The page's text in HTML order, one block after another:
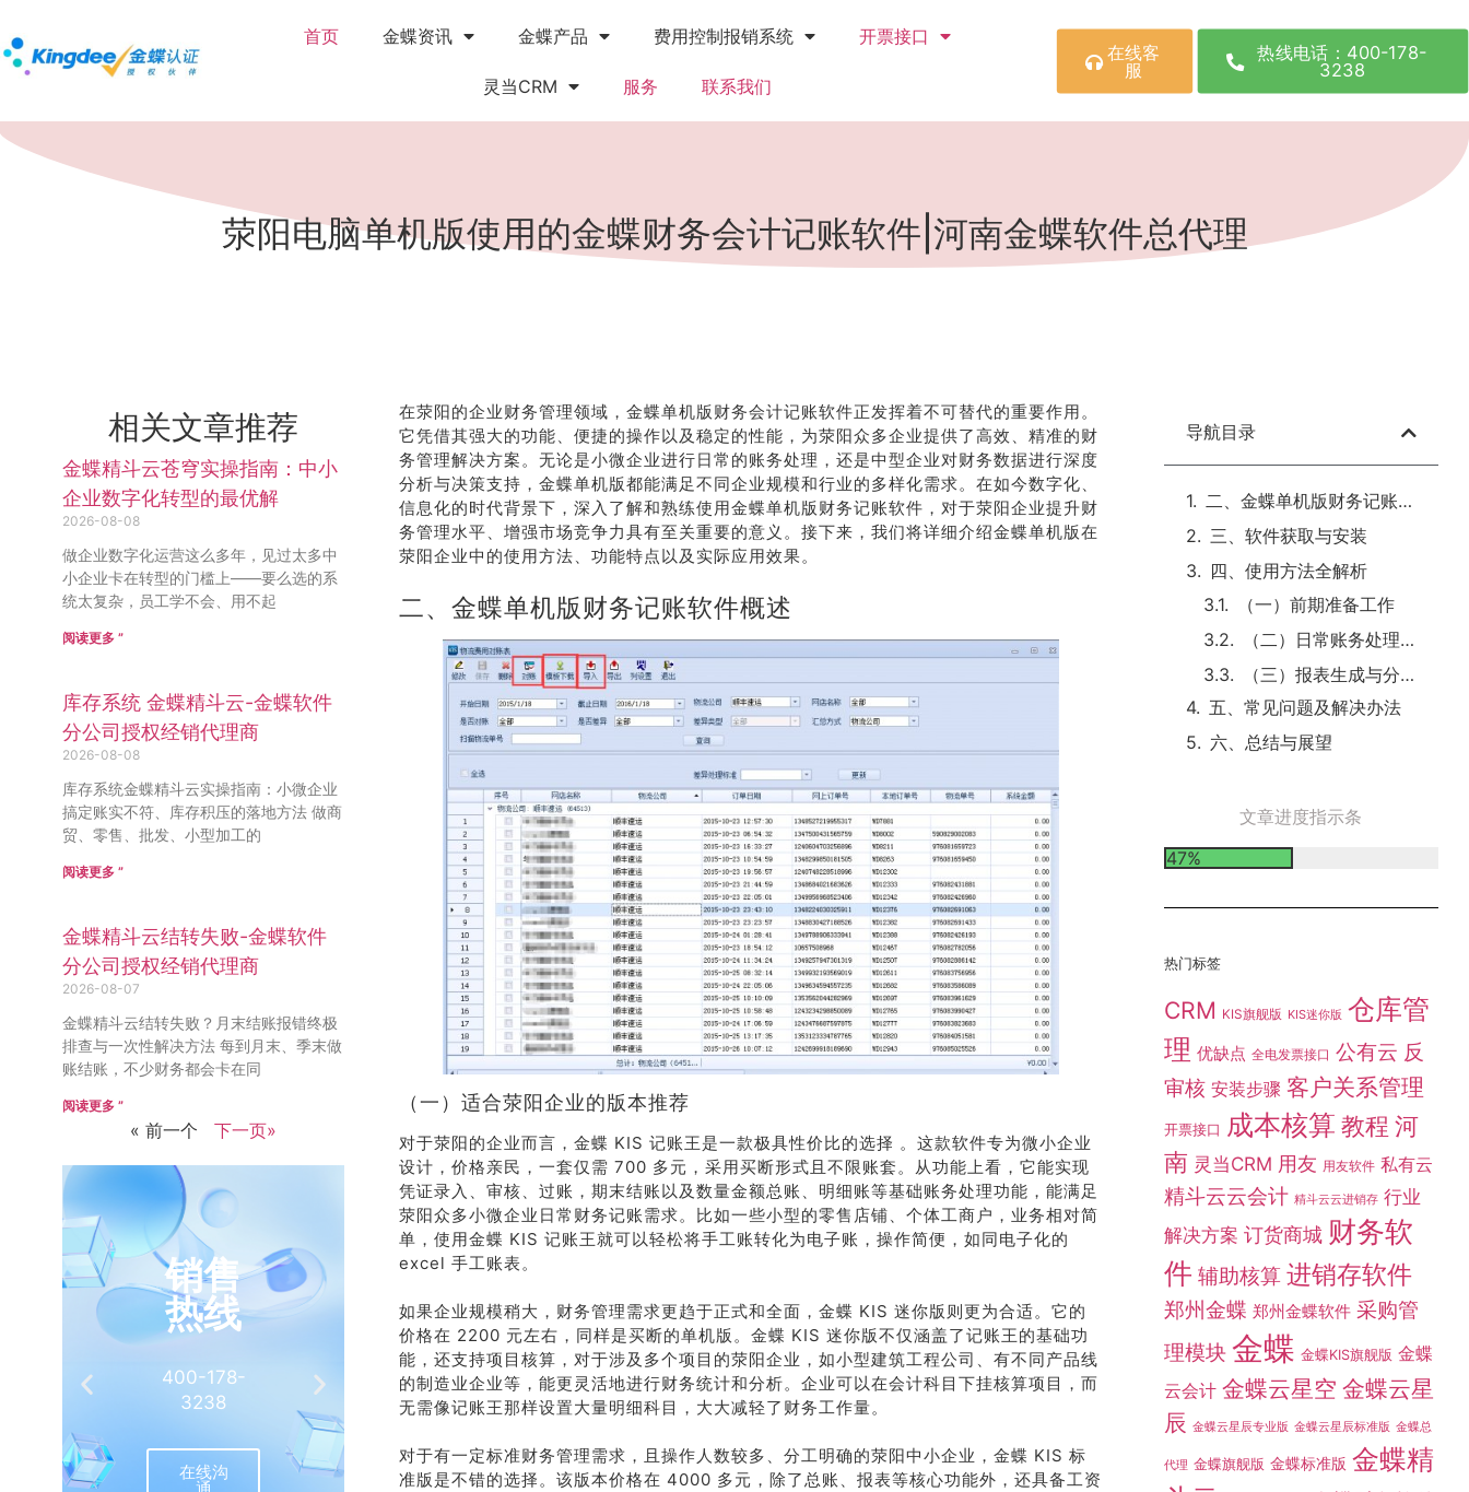
首页 金蝶资讯 金蝶产品 费用控制报销系统 开票接口
灵当CRM 服务 联系我们
在线客
服
热线电话：400-178-
3238
荥阳电脑单机版使用的金蝶财务会计记账软件|河南金蝶软件总代理
相关文章推荐
金蝶精斗云苍穹实操指南：中小
企业数字化转型的最优解
2026-08-08
做企业数字化运营这么多年，见过太多中
小企业卡在转型的门槛上——要么选的系
统太复杂，员工学不会、用不起
阅读更多 ”
库存系统 金蝶精斗云-金蝶软件
分公司授权经销代理商
2026-08-08
库存系统金蝶精斗云实操指南：小微企业
搞定账实不符、库存积压的落地方法 做商
贸、零售、批发、小型加工的
阅读更多 ”
金蝶精斗云结转失败-金蝶软件
分公司授权经销代理商
2026-08-07
金蝶精斗云结转失败？月末结账报错终极
排查与一次性解决方法 每到月末、季末做
账结账，不少财务都会卡在同
阅读更多 ”
« 前一个 下一页»
在荥阳的企业财务管理领域，金蝶单机版财务会计记账软件正发挥着不可替代的重要作用。
它凭借其强大的功能、便捷的操作以及稳定的性能，为荥阳众多企业提供了高效、精准的财
务管理解决方案。无论是小微企业进行日常的账务处理，还是中型企业对财务数据进行深度
分析与决策支持，金蝶单机版都能满足不同企业规模和行业的多样化需求。在如今数字化、
信息化的时代背景下，深入了解和熟练使用金蝶单机版财务记账软件，对于荥阳企业提升财
务管理水平、增强市场竞争力具有至关重要的意义。接下来，我们将详细介绍金蝶单机版在
荥阳企业中的使用方法、功能特点以及实际应用效果。
二、金蝶单机版财务记账软件概述
（一）适合荥阳企业的版本推荐
对于荥阳的企业而言，金蝶 KIS 记账王是一款极具性价比的选择 。这款软件专为微小企业
设计，价格亲民，一套仅需 700 多元，采用买断形式且不限账套。从功能上看，它能实现
凭证录入、审核、过账，期末结账以及数量金额总账、明细账等基础账务处理功能，能满足
荥阳众多小微企业日常财务记账需求。比如一些小型的零售店铺、个体工商户，业务相对简
单，使用金蝶 KIS 记账王就可以轻松将手工账转化为电子账，操作简便，如同电子化的
excel 手工账表。
如果企业规模稍大，财务管理需求更趋于正式和全面，金蝶 KIS 迷你版则更为合适。它的
价格在 2200 元左右，同样是买断的单机版。金蝶 KIS 迷你版不仅涵盖了记账王的基础功
能，还支持项目核算，对于涉及多个项目的荥阳企业，如小型建筑工程公司、有不同产品线
的制造业企业等，能更灵活地进行财务统计和分析。企业可以在会计科目下挂核算项目，而
无需像记账王那样设置大量明细科目，大大减轻了财务工作量。
对于有一定标准财务管理需求，且操作人数较多、分工明确的荥阳中小企业，金蝶 KIS 标
准版是不错的选择。该版本价格在 4000 多元，除了总账、报表等核心功能外，还具备工资
导航目录
二、金蝶单机版财务记账软件概述
三、软件获取与安装
四、使用方法全解析
（一）前期准备工作
（二）日常账务处理操作
（三）报表生成与分析
五、常见问题及解决办法
六、总结与展望
文章进度指示条
47%
热门标签
CRM
仓库管
理 优缺点 全电发票接口 公有云 反
审核 安装步骤 客户关系管理
开票接口 成本核算 教程 河
南 灵当CRM 用友 用友软件 私有云
精斗云云会计
行业
解决方案 订货商城 财务软
件 辅助核算 进销存软件
郑州金蝶 郑州金蝶软件 采购管
理模块 金蝶 金蝶KIS旗舰版 金蝶
云会计 金蝶云星空 金蝶云星
辰
金蝶旗舰版 金蝶标准版 金蝶精